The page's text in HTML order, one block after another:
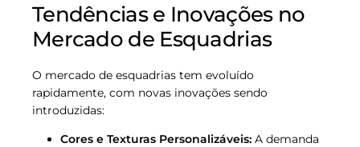
Tendências e Inovações no
Mercado de Esquadrias
O mercado de esquadrias tem evoluído
rapidamente, com novas inovações sendo
introduzidas:
Cores e Texturas Personalizáveis: A demanda